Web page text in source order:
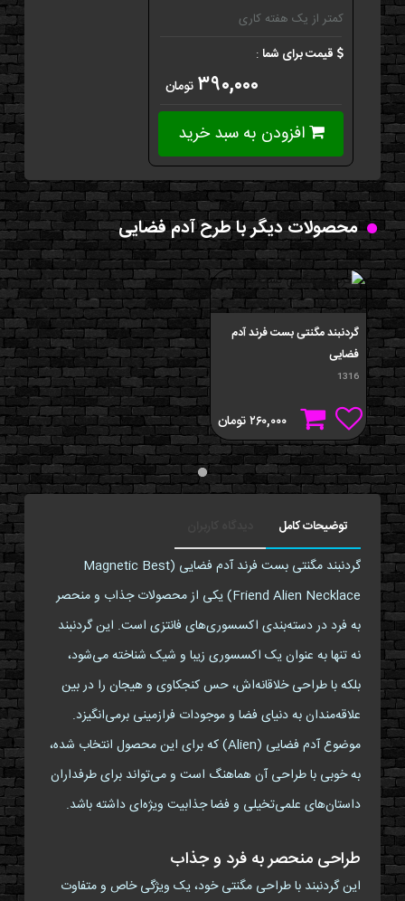
کمتر از یک هفته کاری
قیمت برای شما:
۳۹۰,۰۰۰ تومان
افزودن به سبد خرید
محصولات دیگر با طرح آدم فضایی
گردنبند مگنتی بست فرند آدم
فضایی
1316
۲۶۰,۰۰۰تومان
توضیحات کامل
گردنبند مگنتی بست فرند آدم فضایی (Magnetic Best
Friend Alien Necklace) یکی از محصولات جذاب و منحصر
به فرد در دسته‌بندی اکسسوری‌های فانتزی است. این گردنبند
نه تنها به عنوان یک اکسسوری زیبا و شیک شناخته می‌شود،
بلکه با طراحی خلاقانه‌اش، حس کنجکاوی و هیجان را در بین
علاقه‌مندان به دنیای فضا و موجودات فرازمینی برمی‌انگیزد.
موضوع آدم فضایی (Alien) که برای این محصول انتخاب شده،
به خوبی با طراحی آن هماهنگ است و می‌تواند برای طرفداران
داستان‌های علمی‌تخیلی و فضا جذابیت ویژه‌ای داشته باشد.
طراحی منحصر به فرد و جذاب
این گردنبند با طراحی مگنتی خود، یک ویژگی خاص و متفاوت